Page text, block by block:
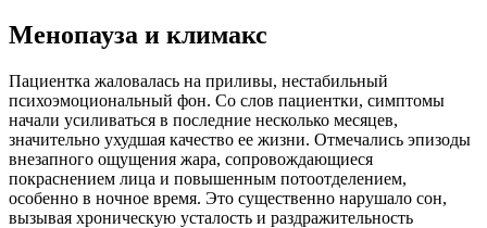
Менопауза и климакс
Пациентка жаловалась на приливы, нестабильный
психоэмоциональный фон. Со слов пациентки, симптомы
начали усиливаться в последние несколько месяцев,
значительно ухудшая качество ее жизни. Отмечались эпизоды
внезапного ощущения жара, сопровождающиеся
покраснением лица и повышенным потоотделением,
особенно в ночное время. Это существенно нарушало сон,
вызывая хроническую усталость и раздражительность